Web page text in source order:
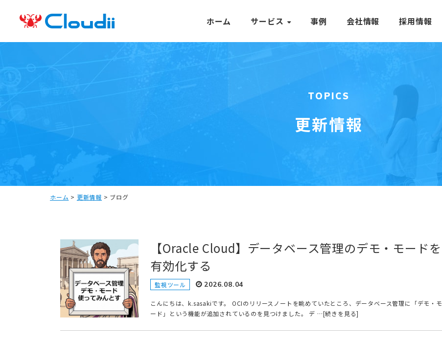
ホーム サービス 事例 会社情報 採用情報
TOPICS
更新情報
ホーム > 更新情報 > ブログ
【Oracle Cloud】データベース管理のデモ・モードを
有効化する
監視ツール 2026.08.04
こんにちは、k.sasakiです。 OCIのリリースノートを眺めていたところ、データベース管理に「デモ・モ
ード」という機能が追加されているのを見つけました。 デ …[続きを見る]